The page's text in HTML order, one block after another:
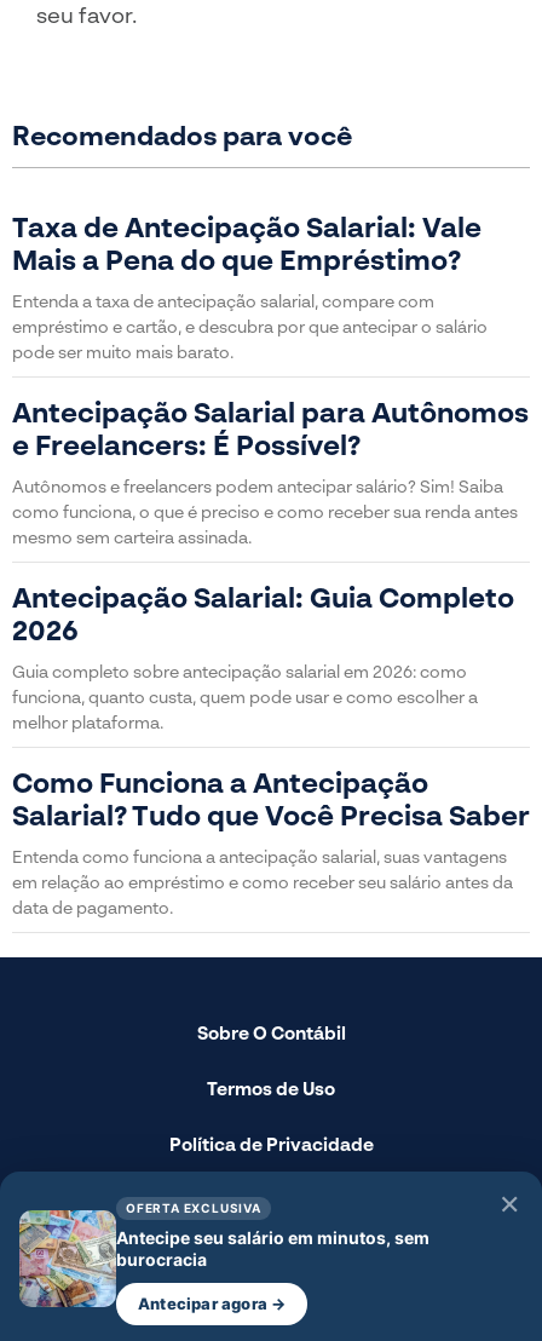
seu favor.
Recomendados para você
Taxa de Antecipação Salarial: Vale
Mais a Pena do que Empréstimo?
Entenda a taxa de antecipação salarial, compare com
empréstimo e cartão, e descubra por que antecipar o salário
pode ser muito mais barato.
Antecipação Salarial para Autônomos
e Freelancers: É Possível?
Autônomos e freelancers podem antecipar salário? Sim! Saiba
como funciona, o que é preciso e como receber sua renda antes
mesmo sem carteira assinada.
Antecipação Salarial: Guia Completo
2026
Guia completo sobre antecipação salarial em 2026: como
funciona, quanto custa, quem pode usar e como escolher a
melhor plataforma.
Como Funciona a Antecipação
Salarial? Tudo que Você Precisa Saber
Entenda como funciona a antecipação salarial, suas vantagens
em relação ao empréstimo e como receber seu salário antes da
data de pagamento.
Sobre O Contábil
Termos de Uso
Política de Privacidade
Fale Conosco
© 2024 - O Contábil - Todos os direitos reservados
OFERTA EXCLUSIVA
Antecipe seu salário em minutos, sem
burocracia
Antecipar agora →
✕